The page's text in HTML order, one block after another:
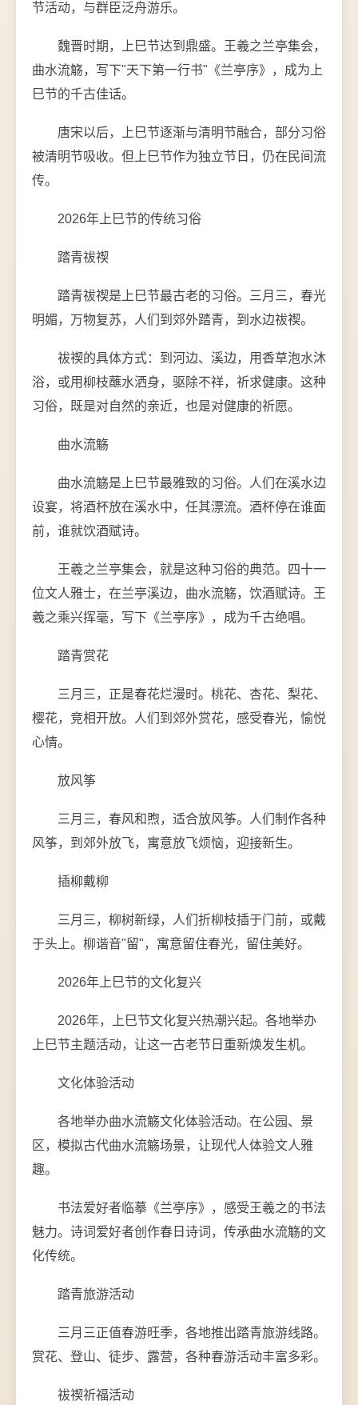
节活动，与群臣泛舟游乐。
魏晋时期，上巳节达到鼎盛。王羲之兰亭集会，
曲水流觞，写下"天下第一行书"《兰亭序》，成为上
巳节的千古佳话。
唐宋以后，上巳节逐渐与清明节融合，部分习俗
被清明节吸收。但上巳节作为独立节日，仍在民间流
传。
2026年上巳节的传统习俗
踏青祓禊
踏青祓禊是上巳节最古老的习俗。三月三，春光
明媚，万物复苏，人们到郊外踏青，到水边祓禊。
祓禊的具体方式：到河边、溪边，用香草泡水沐
浴，或用柳枝蘸水洒身，驱除不祥，祈求健康。这种
习俗，既是对自然的亲近，也是对健康的祈愿。
曲水流觞
曲水流觞是上巳节最雅致的习俗。人们在溪水边
设宴，将酒杯放在溪水中，任其漂流。酒杯停在谁面
前，谁就饮酒赋诗。
王羲之兰亭集会，就是这种习俗的典范。四十一
位文人雅士，在兰亭溪边，曲水流觞，饮酒赋诗。王
羲之乘兴挥毫，写下《兰亭序》，成为千古绝唱。
踏青赏花
三月三，正是春花烂漫时。桃花、杏花、梨花、
樱花，竞相开放。人们到郊外赏花，感受春光，愉悦
心情。
放风筝
三月三，春风和煦，适合放风筝。人们制作各种
风筝，到郊外放飞，寓意放飞烦恼，迎接新生。
插柳戴柳
三月三，柳树新绿，人们折柳枝插于门前，或戴
于头上。柳谐音"留"，寓意留住春光，留住美好。
2026年上巳节的文化复兴
2026年，上巳节文化复兴热潮兴起。各地举办
上巳节主题活动，让这一古老节日重新焕发生机。
文化体验活动
各地举办曲水流觞文化体验活动。在公园、景
区，模拟古代曲水流觞场景，让现代人体验文人雅
趣。
书法爱好者临摹《兰亭序》，感受王羲之的书法
魅力。诗词爱好者创作春日诗词，传承曲水流觞的文
化传统。
踏青旅游活动
三月三正值春游旺季，各地推出踏青旅游线路。
赏花、登山、徒步、露营，各种春游活动丰富多彩。
祓禊祈福活动